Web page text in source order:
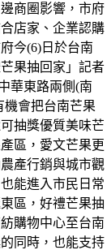
商圈影響，市府
店家、企業認購
今(6)日於台南
果抽回家」記者
華東路兩側(南
機會把台南芒果
抽獎優質美味芒
區，愛文芒果更
產行銷與城市觀
能進入市民日常
區，好禮芒果抽
購物中心至台南
同時，也能支持